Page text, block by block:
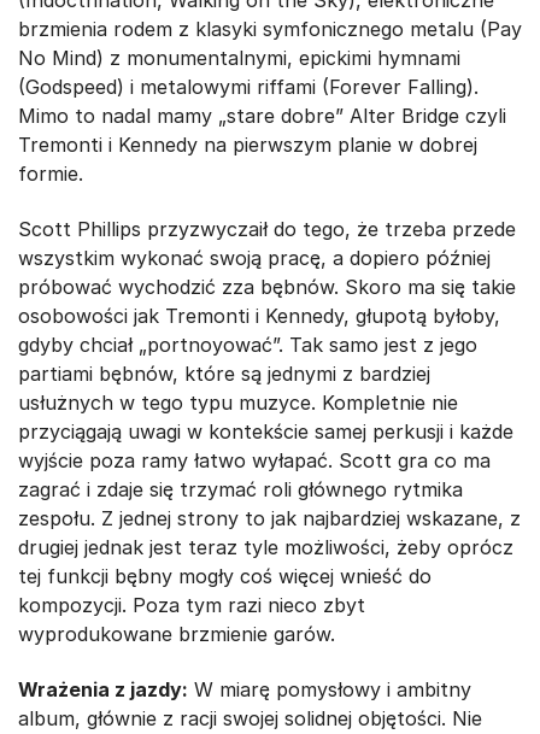
brzmienia rodem z klasyki symfonicznego metalu (Pay
No Mind) z monumentalnymi, epickimi hymnami
(Godspeed) i metalowymi riffami (Forever Falling).
Mimo to nadal mamy „stare dobre” Alter Bridge czyli
Tremonti i Kennedy na pierwszym planie w dobrej
formie.
Scott Phillips przyzwyczaił do tego, że trzeba przede
wszystkim wykonać swoją pracę, a dopiero później
próbować wychodzić zza bębnów. Skoro ma się takie
osobowości jak Tremonti i Kennedy, głupotą byłoby,
gdyby chciał „portnoyować”. Tak samo jest z jego
partiami bębnów, które są jednymi z bardziej
usłużnych w tego typu muzyce. Kompletnie nie
przyciągają uwagi w kontekście samej perkusji i każde
wyjście poza ramy łatwo wyłapać. Scott gra co ma
zagrać i zdaje się trzymać roli głównego rytmika
zespołu. Z jednej strony to jak najbardziej wskazane, z
drugiej jednak jest teraz tyle możliwości, żeby oprócz
tej funkcji bębny mogły coś więcej wnieść do
kompozycji. Poza tym razi nieco zbyt
wyprodukowane brzmienie garów.
Wrażenia z jazdy: W miarę pomysłowy i ambitny
album, głównie z racji swojej solidnej objętości. Nie